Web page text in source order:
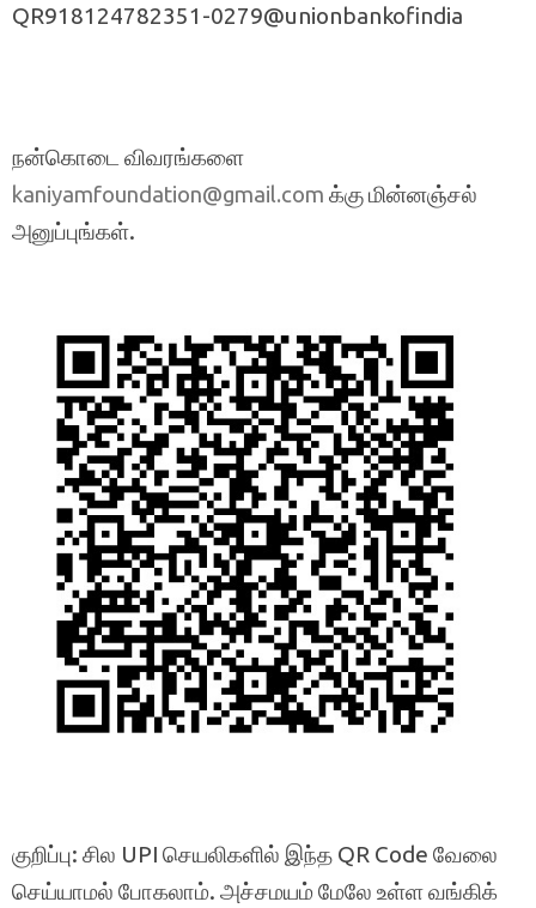
QR918124782351-0279@unionbankofindia
நன்கொடை விவரங்களை
kaniyamfoundation@gmail.com க்கு மின்னஞ்சல்
அனுப்புங்கள்.
குறிப்பு: சில UPI செயலிகளில் இந்த QR Code வேலை
செய்யாமல் போகலாம். அச்சமயம் மேலே உள்ள வங்கிக்